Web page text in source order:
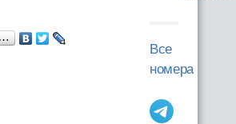
Все
номера